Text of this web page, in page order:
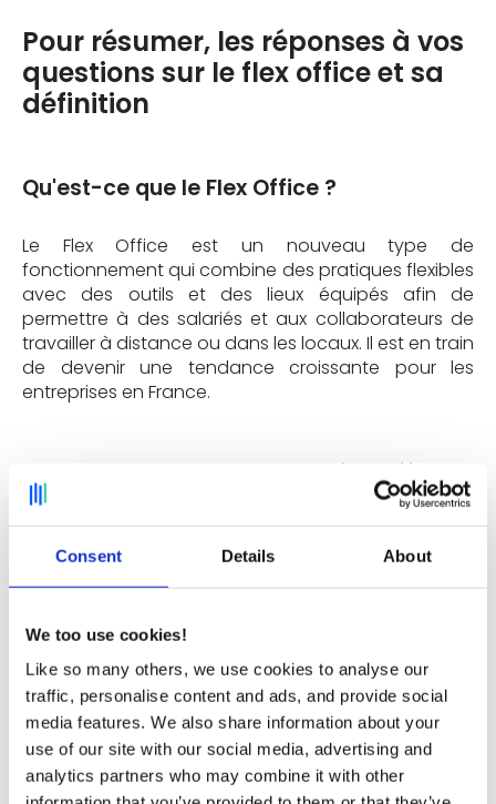
Consent Details About
We too use cookies!
Like so many others, we use cookies to analyse our
traffic, personalise content and ads, and provide social
media features. We also share information about your
use of our site with our social media, advertising and
analytics partners who may combine it with other
Pour résumer, les réponses à vos
questions sur le flex office et sa
définition
Qu'est-ce que le Flex Office ?
Le Flex Office est un nouveau type de
fonctionnement qui combine des pratiques flexibles
avec des outils et des lieux équipés afin de
permettre à des salariés et aux collaborateurs de
travailler à distance ou dans les locaux. Il est en train
de devenir une tendance croissante pour les
entreprises en France.
Quels sont les avantages du flex office ?
Le flex office est de plus en plus adopté par les
entreprises car il offre de nombreux
avantages en
termes de productivité, de flexibilité et de réduction
employés une nouvelle façon de travailler qui leur
bénéficier d'une plus grande flexibilité. En outre, le
flex office permet de favoriser le bien-être au travail,
de réduire les coûts d'immobilier et de
fonctionnement en n'ayant pas besoin d'autant de
postes fixes qu'avec un fonctionnement